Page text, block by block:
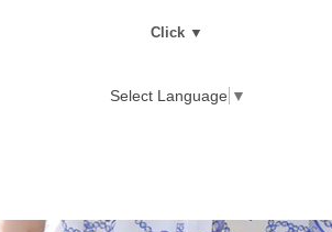
Click ▼
Select Language ▼